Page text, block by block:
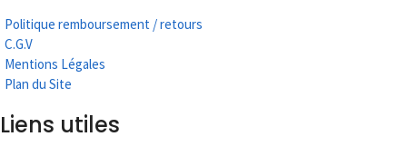
Politique remboursement / retours
C.G.V
Mentions Légales
Plan du Site
Liens utiles